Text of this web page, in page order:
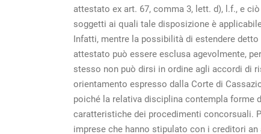
attestato ex art. 67, comma 3, lett. d), l.f., e
soggetti ai quali tale disposizione è
Infatti, mentre la possibilità di estendere
attestato può essere esclusa agevolmente,
stesso non può dirsi in ordine agli accordi di
orientamento espresso dalla Corte di
poiché la relativa disciplina contempla
caratteristiche dei procedimenti concorsuali.
imprese che hanno stipulato con i creditori